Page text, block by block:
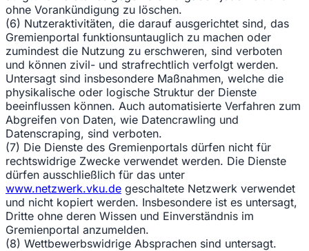
ohne Vorankündigung zu löschen.
(6) Nutzeraktivitäten, die darauf ausgerichtet sind, das
Gremienportal funktionsuntauglich zu machen oder
zumindest die Nutzung zu erschweren, sind verboten
und können zivil- und strafrechtlich verfolgt werden.
Untersagt sind insbesondere Maßnahmen, welche die
physikalische oder logische Struktur der Dienste
beeinflussen können. Auch automatisierte Verfahren zum
Abgreifen von Daten, wie Datencrawling und
Datenscraping, sind verboten.
(7) Die Dienste des Gremienportals dürfen nicht für
rechtswidrige Zwecke verwendet werden. Die Dienste
dürfen ausschließlich für das unter
www.netzwerk.vku.de geschaltete Netzwerk verwendet
und nicht kopiert werden. Insbesondere ist es untersagt,
Dritte ohne deren Wissen und Einverständnis im
Gremienportal anzumelden.
(8) Wettbewerbswidrige Absprachen sind untersagt.